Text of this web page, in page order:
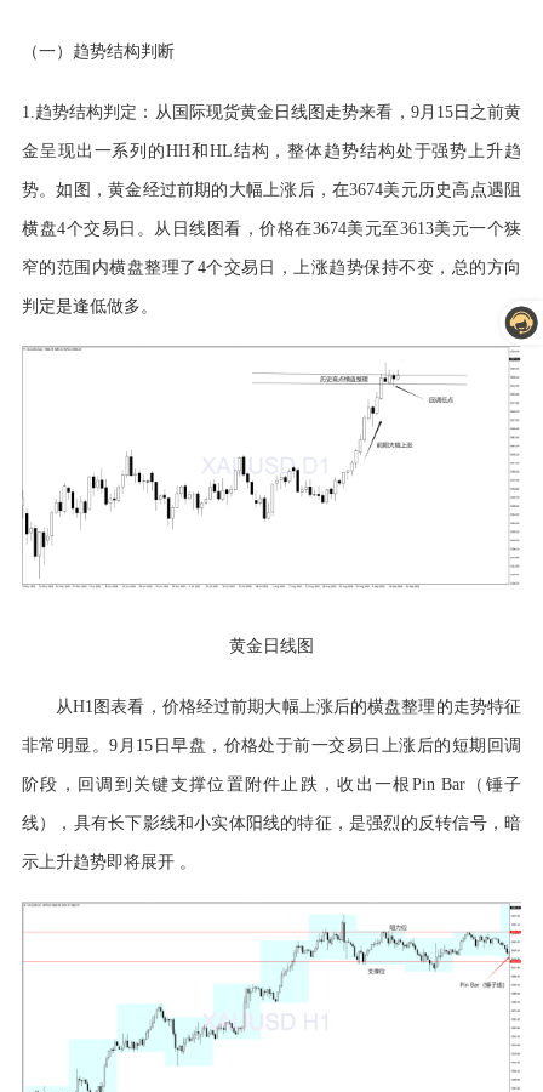
（一）趋势结构判断
1.趋势结构判定：从国际现货黄金日线图走势来看，9月15日之前黄
金呈现出一系列的HH和HL结构，整体趋势结构处于强势上升趋
势。如图，黄金经过前期的大幅上涨后，在3674美元历史高点遇阻
横盘4个交易日。从日线图看，价格在3674美元至3613美元一个狭
窄的范围内横盘整理了4个交易日，上涨趋势保持不变，总的方向
判定是逢低做多。
黄金日线图
从H1图表看，价格经过前期大幅上涨后的横盘整理的走势特征
非常明显。9月15日早盘，价格处于前一交易日上涨后的短期回调
阶段，回调到关键支撑位置附件止跌，收出一根Pin Bar（锤子
线），具有长下影线和小实体阳线的特征，是强烈的反转信号，暗
示上升趋势即将展开 。